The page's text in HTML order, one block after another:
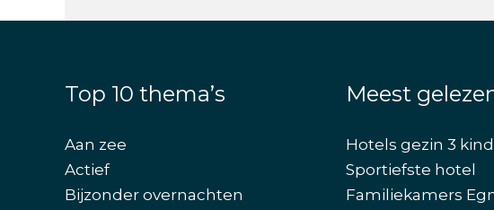
Top 10 thema’s
Aan zee
Actief
Bijzonder overnachten
Meest
Hotels gezin 3
Sportiefste hotel
Familiekamers